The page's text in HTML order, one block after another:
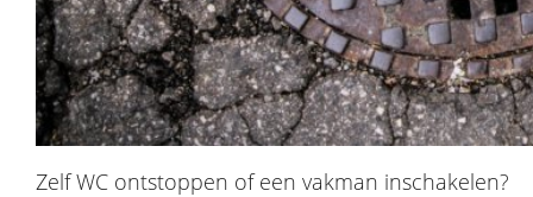
Zelf WC ontstoppen of een vakman inschakelen?